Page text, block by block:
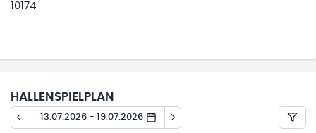
10174
HALLENSPIELPLAN
13.07.2026 - 19.07.2026